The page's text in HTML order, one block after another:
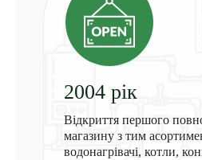
2004 рiк
Відкриття першого
магазину з тим
водонагрівачі, котли,